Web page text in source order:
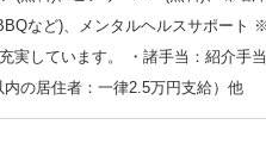
など)、メンタルヘルスサポート
実しています。 ・諸手当：紹介手
の居住者：一律2.5万円支給）他